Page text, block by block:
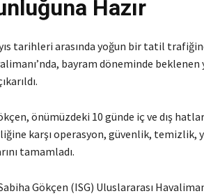
Hazır
tarihleri arasında yoğun bir tatil
bayram döneminde
önümüzdeki 10 günde iç ve dış
karşı operasyon, güvenlik, temizlik,
tamamladı.
Gökçen (ISG) Uluslararası